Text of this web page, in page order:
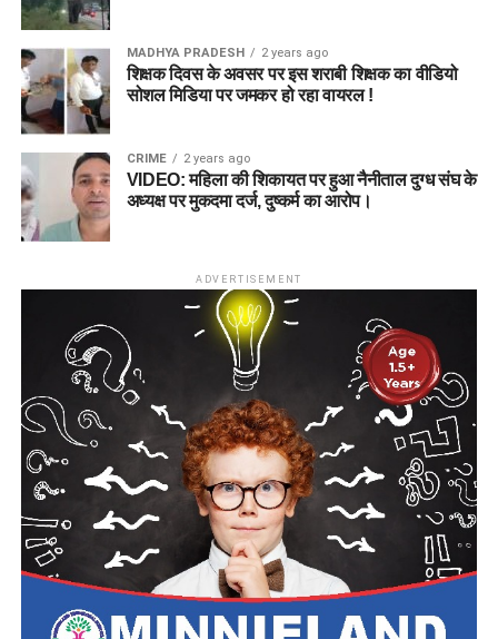
MADHYA PRADESH 2 years ago
शिक्षक दिवस के अवसर पर इस शराबी शिक्षक का वीडियो
सोशल मिडिया पर जमकर हो रहा वायरल !
CRIME 2 years ago
VIDEO: महिला की शिकायत पर हुआ नैनीताल दुग्ध संघ के
अध्यक्ष पर मुकदमा दर्ज, दुष्कर्म का आरोप।
ADVERTISEMENT